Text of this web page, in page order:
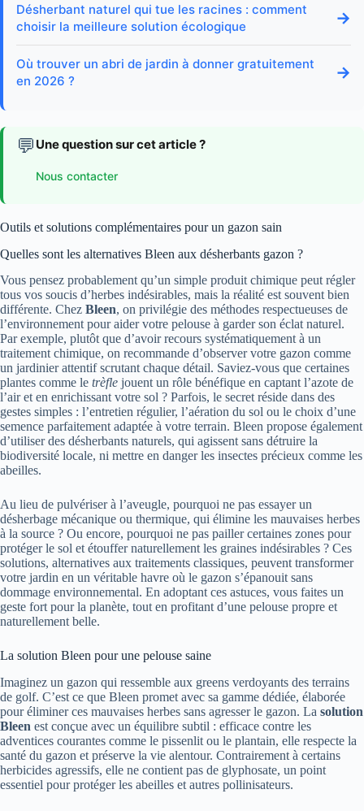
Désherbant naturel qui tue les racines : comment
choisir la meilleure solution écologique
→
Où trouver un abri de jardin à donner gratuitement
en 2026 ?
→
💬 Une question sur cet article ?
Nous contacter
Outils et solutions complémentaires pour un gazon sain
Quelles sont les alternatives Bleen aux désherbants gazon ?
Vous pensez probablement qu’un simple produit chimique peut régler
tous vos soucis d’herbes indésirables, mais la réalité est souvent bien
différente. Chez Bleen, on privilégie des méthodes respectueuses de
l’environnement pour aider votre pelouse à garder son éclat naturel.
Par exemple, plutôt que d’avoir recours systématiquement à un
traitement chimique, on recommande d’observer votre gazon comme
un jardinier attentif scrutant chaque détail. Saviez-vous que certaines
plantes comme le trèfle jouent un rôle bénéfique en captant l’azote de
l’air et en enrichissant votre sol ? Parfois, le secret réside dans des
gestes simples : l’entretien régulier, l’aération du sol ou le choix d’une
semence parfaitement adaptée à votre terrain. Bleen propose également
d’utiliser des désherbants naturels, qui agissent sans détruire la
biodiversité locale, ni mettre en danger les insectes précieux comme les
abeilles.
Au lieu de pulvériser à l’aveugle, pourquoi ne pas essayer un
désherbage mécanique ou thermique, qui élimine les mauvaises herbes
à la source ? Ou encore, pourquoi ne pas pailler certaines zones pour
protéger le sol et étouffer naturellement les graines indésirables ? Ces
solutions, alternatives aux traitements classiques, peuvent transformer
votre jardin en un véritable havre où le gazon s’épanouit sans
dommage environnemental. En adoptant ces astuces, vous faites un
geste fort pour la planète, tout en profitant d’une pelouse propre et
naturellement belle.
La solution Bleen pour une pelouse saine
Imaginez un gazon qui ressemble aux greens verdoyants des terrains
de golf. C’est ce que Bleen promet avec sa gamme dédiée, élaborée
pour éliminer ces mauvaises herbes sans agresser le gazon. La solution
Bleen est conçue avec un équilibre subtil : efficace contre les
adventices courantes comme le pissenlit ou le plantain, elle respecte la
santé du gazon et préserve la vie alentour. Contrairement à certains
herbicides agressifs, elle ne contient pas de glyphosate, un point
essentiel pour protéger les abeilles et autres pollinisateurs.